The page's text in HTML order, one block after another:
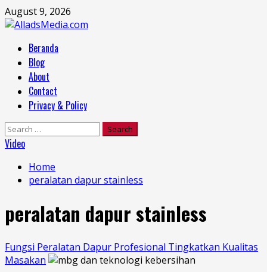
Skip
to
August 9, 2026
MenuBeranda
Blog
About
Contact
Privacy & Policy
Search
for:
Video
Home
peralatan dapur stainless
peralatan dapur stainless
Fungsi Peralatan Dapur Profesional Tingkatkan Kualitas
Masakan